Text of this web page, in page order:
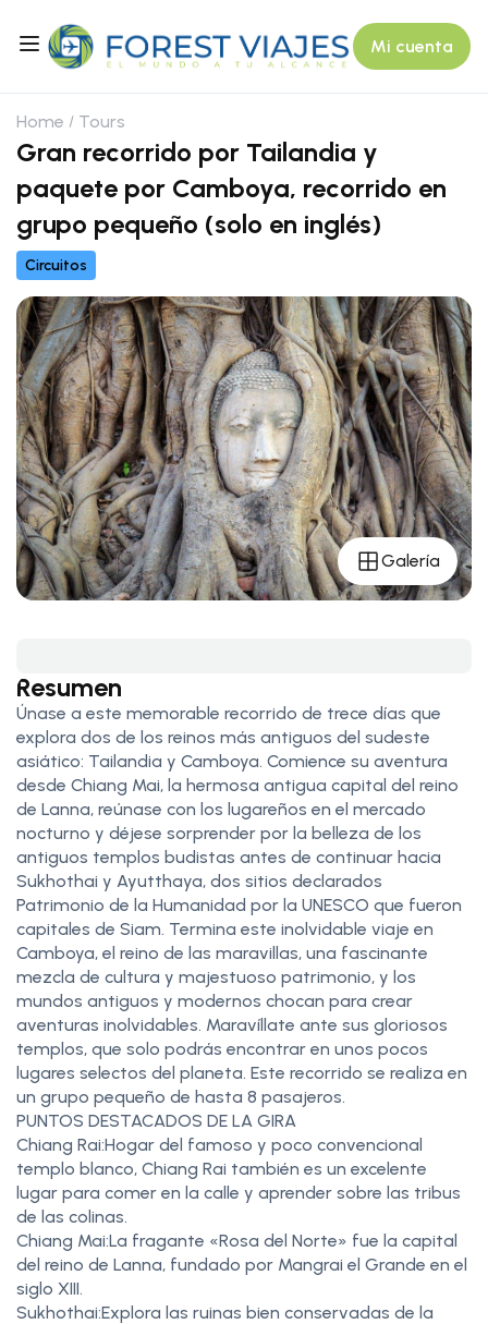
Mi cuenta
Home Tours
Gran recorrido por Tailandia y
paquete por Camboya, recorrido en
grupo pequeño (solo en inglés)
Circuitos
Galería
Resumen
Únase a este memorable recorrido de trece días que
explora dos de los reinos más antiguos del sudeste
asiático: Tailandia y Camboya. Comience su aventura
desde Chiang Mai, la hermosa antigua capital del reino
de Lanna, reúnase con los lugareños en el mercado
nocturno y déjese sorprender por la belleza de los
antiguos templos budistas antes de continuar hacia
Sukhothai y Ayutthaya, dos sitios declarados
Patrimonio de la Humanidad por la UNESCO que fueron
capitales de Siam. Termina este inolvidable viaje en
Camboya, el reino de las maravillas, una fascinante
mezcla de cultura y majestuoso patrimonio, y los
mundos antiguos y modernos chocan para crear
aventuras inolvidables. Maravíllate ante sus gloriosos
templos, que solo podrás encontrar en unos pocos
lugares selectos del planeta. Este recorrido se realiza en
un grupo pequeño de hasta 8 pasajeros.
PUNTOS DESTACADOS DE LA GIRA
Chiang Rai:Hogar del famoso y poco convencional
templo blanco, Chiang Rai también es un excelente
lugar para comer en la calle y aprender sobre las tribus
de las colinas.
Chiang Mai:La fragante «Rosa del Norte» fue la capital
del reino de Lanna, fundado por Mangrai el Grande en el
siglo XIII.
Sukhothai:Explora las ruinas bien conservadas de la